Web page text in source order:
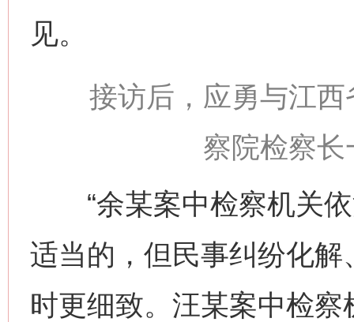
见。
接访后，应勇与江西
察院检察
“余某案中检察机关依
适当的，但民事纠纷化
时更细致。汪某案中检